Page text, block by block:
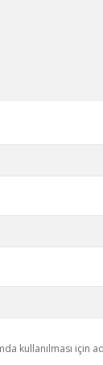
kullanılması için